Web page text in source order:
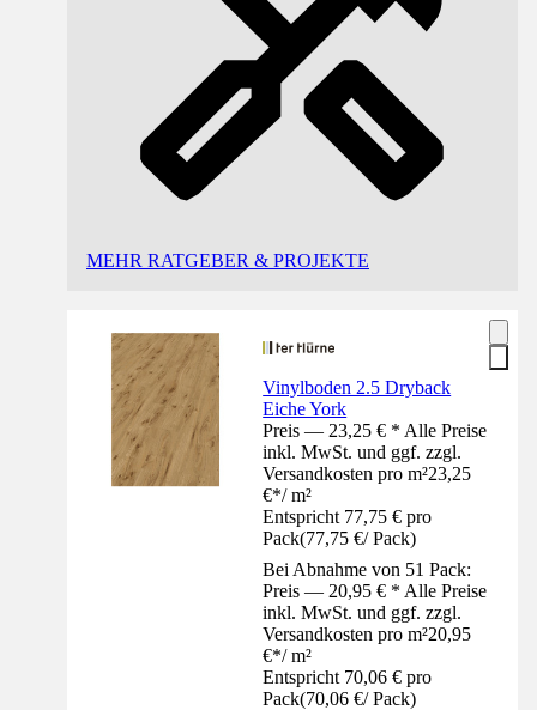
MEHR RATGEBER & PROJEKTE
Vinylboden 2.5 Dryback
Eiche York
Preis — 23,25 € * Alle Preise
inkl. MwSt. und ggf. zzgl.
Versandkosten pro m²23,25
€*/ m²
Entspricht 77,75 € pro
Pack(77,75 €/ Pack)
Bei Abnahme von 51 Pack:
Preis — 20,95 € * Alle Preise
inkl. MwSt. und ggf. zzgl.
Versandkosten pro m²20,95
€*/ m²
Entspricht 70,06 € pro
Pack(70,06 €/ Pack)